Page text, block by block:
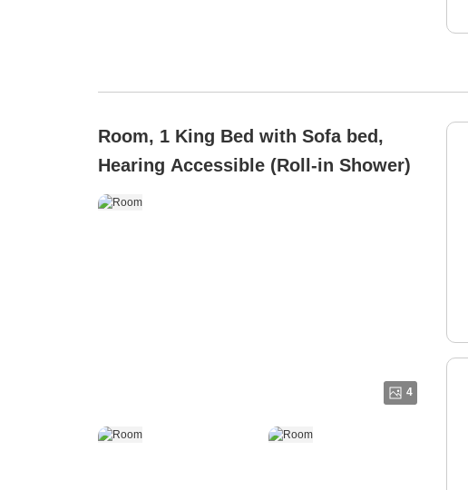
Room, 1 King Bed with Sofa bed,
Hearing Accessible (Roll-in Shower)
4